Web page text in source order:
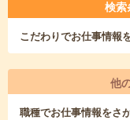
検索
こだわりでお仕事情報
他
職種でお仕事情報をさ